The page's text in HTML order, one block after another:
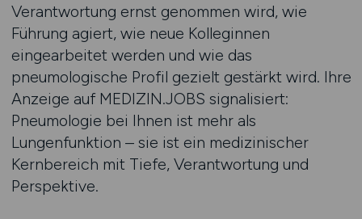
Verantwortung ernst genommen wird, wie
Führung agiert, wie neue Kolleginnen
eingearbeitet werden und wie das
pneumologische Profil gezielt gestärkt wird. Ihre
Anzeige auf MEDIZIN.JOBS signalisiert:
Pneumologie bei Ihnen ist mehr als
Lungenfunktion – sie ist ein medizinischer
Kernbereich mit Tiefe, Verantwortung und
Perspektive.